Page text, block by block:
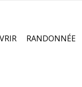
RANDONNÉE